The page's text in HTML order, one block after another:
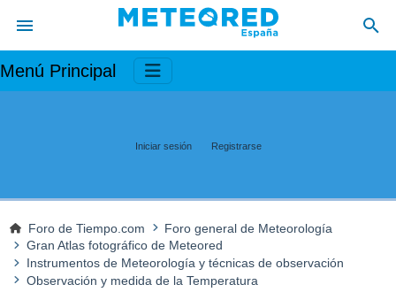
Menú Principal
Iniciar sesión Registrarse
Foro de Tiempo.com
Foro general de Meteorología
Gran Atlas fotográfico de Meteored
Instrumentos de Meteorología y técnicas de observación
Observación y medida de la Temperatura